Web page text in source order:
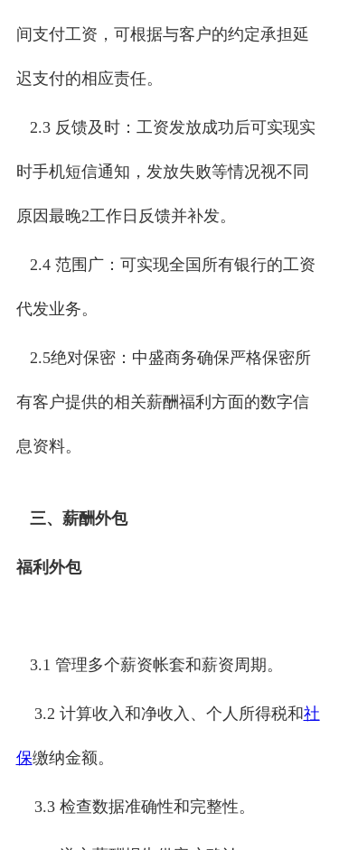
间支付工资，可根据与客户的约定承担延
迟支付的相应责任。
2.3 反馈及时：工资发放成功后可实现实
时手机短信通知，发放失败等情况视不同
原因最晚2工作日反馈并补发。
2.4 范围广：可实现全国所有银行的工资
代发业务。
2.5绝对保密：中盛商务确保严格保密所
有客户提供的相关薪酬福利方面的数字信
息资料。
三、薪酬外包
福利外包
3.1 管理多个薪资帐套和薪资周期。
3.2 计算收入和净收入、个人所得税和社
保缴纳金额。
3.3 检查数据准确性和完整性。